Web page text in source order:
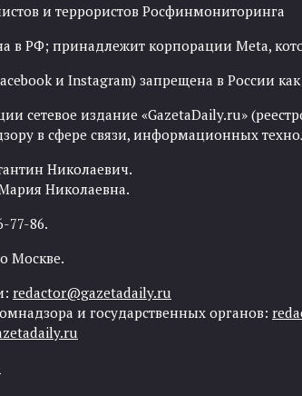
и террористов Росфинмониторинга
в РФ; принадлежит корпорации Meta,
и Instagram) запрещена в России как
сетевое издание «GazetaDaily.ru»
в сфере связи, информационных
Николаевич.
Николаевна.
77-86.
Москве.
redactor@gazetadaily.ru
и государственных органов: